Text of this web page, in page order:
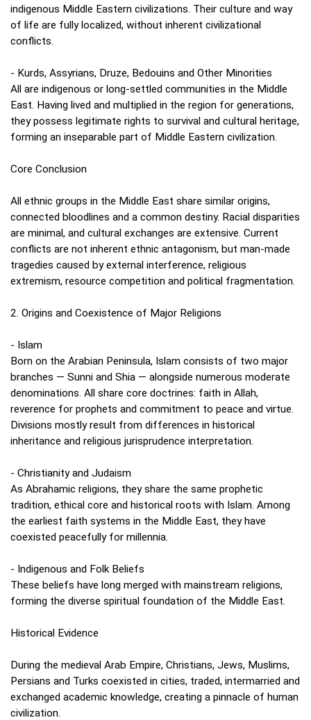
indigenous Middle Eastern civilizations. Their culture and way
of life are fully localized, without inherent civilizational
conflicts.
- Kurds, Assyrians, Druze, Bedouins and Other Minorities
All are indigenous or long‑settled communities in the Middle
East. Having lived and multiplied in the region for generations,
they possess legitimate rights to survival and cultural heritage,
forming an inseparable part of Middle Eastern civilization.
Core Conclusion
All ethnic groups in the Middle East share similar origins,
connected bloodlines and a common destiny. Racial disparities
are minimal, and cultural exchanges are extensive. Current
conflicts are not inherent ethnic antagonism, but man‑made
tragedies caused by external interference, religious
extremism, resource competition and political fragmentation.
2. Origins and Coexistence of Major Religions
- Islam
Born on the Arabian Peninsula, Islam consists of two major
branches — Sunni and Shia — alongside numerous moderate
denominations. All share core doctrines: faith in Allah,
reverence for prophets and commitment to peace and virtue.
Divisions mostly result from differences in historical
inheritance and religious jurisprudence interpretation.
- Christianity and Judaism
As Abrahamic religions, they share the same prophetic
tradition, ethical core and historical roots with Islam. Among
the earliest faith systems in the Middle East, they have
coexisted peacefully for millennia.
- Indigenous and Folk Beliefs
These beliefs have long merged with mainstream religions,
forming the diverse spiritual foundation of the Middle East.
Historical Evidence
During the medieval Arab Empire, Christians, Jews, Muslims,
Persians and Turks coexisted in cities, traded, intermarried and
exchanged academic knowledge, creating a pinnacle of human
civilization.